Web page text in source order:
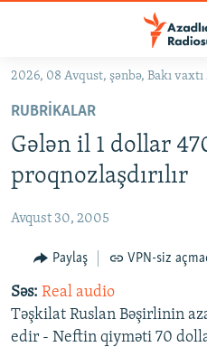
Əsas
qayıt
Əsas
qayıt
#İZAHLA
KORRUPSIOMETR
#ƏSLINDƏ
FƏRQƏ BAX
QANUNI DOĞRU
ARAŞDIRMA
MULTIMEDIA
2026, 08 Avqust, şənbə, Bakı
RUBRIKALAR
Gələn il 1 dollar
proqnozlaşdırılır
Avqust 30, 2005
Paylaş VPN-siz
Səs: Real audio
Təşkilat Ruslan Bəşirlinin
edir - Neftin qiyməti 70